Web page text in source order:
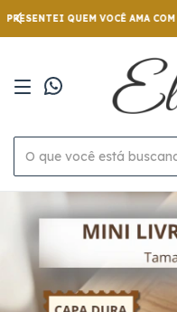
QUEM VOCÊ AMA COM